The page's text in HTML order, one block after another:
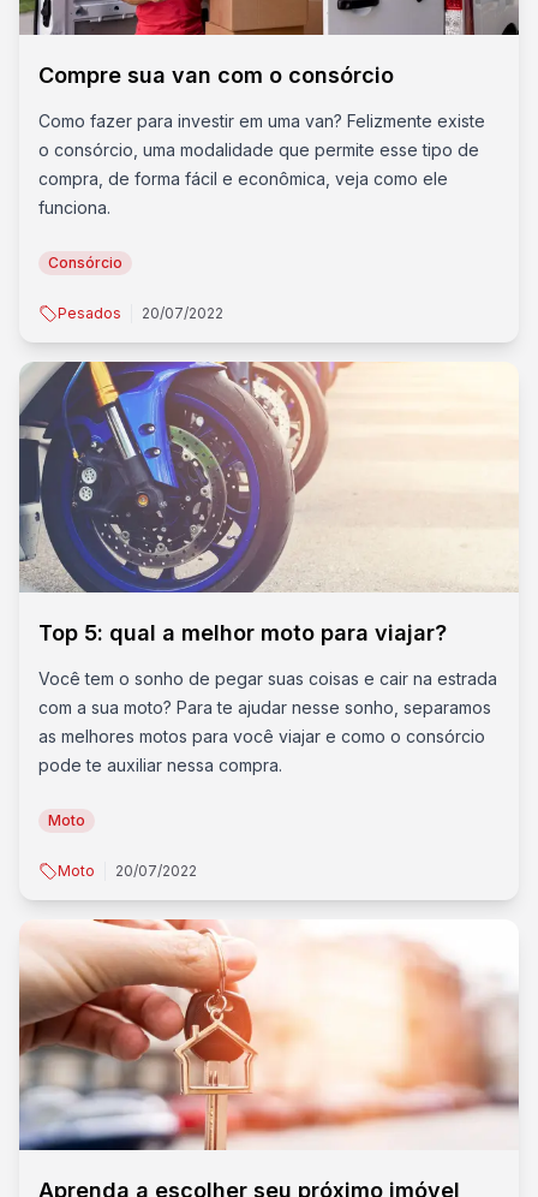
Compre sua van com o consórcio
Como fazer para investir em uma van? Felizmente existe
o consórcio, uma modalidade que permite esse tipo de
compra, de forma fácil e econômica, veja como ele
funciona.
Consórcio
Pesados 20/07/2022
Top 5: qual a melhor moto para viajar?
Você tem o sonho de pegar suas coisas e cair na estrada
com a sua moto? Para te ajudar nesse sonho, separamos
as melhores motos para você viajar e como o consórcio
pode te auxiliar nessa compra.
Moto
Moto 20/07/2022
Aprenda a escolher seu próximo imóvel